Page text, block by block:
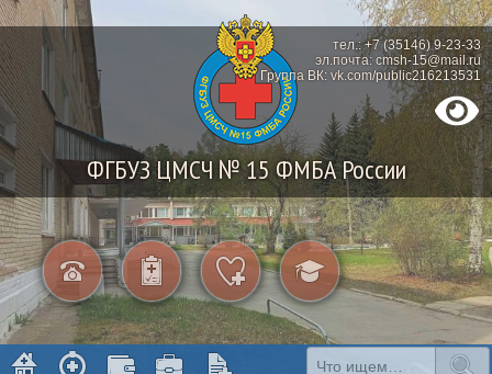
ФГБУЗ ЦМСЧ № 15 ФМБА России
тел.: +7 (35146) 9-23-33
эл.почта: cmsh-15@mail.ru
Группа ВК: vk.com/public216213531